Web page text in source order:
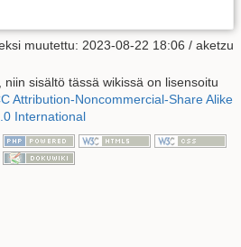
muutettu: 2023-08-22 18:06 / aketzu
sisältö tässä wikissä on lisensoitu
Attribution-Noncommercial-Share Alike
International